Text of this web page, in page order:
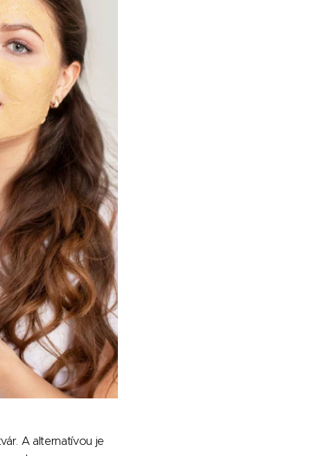
A alternatívou je